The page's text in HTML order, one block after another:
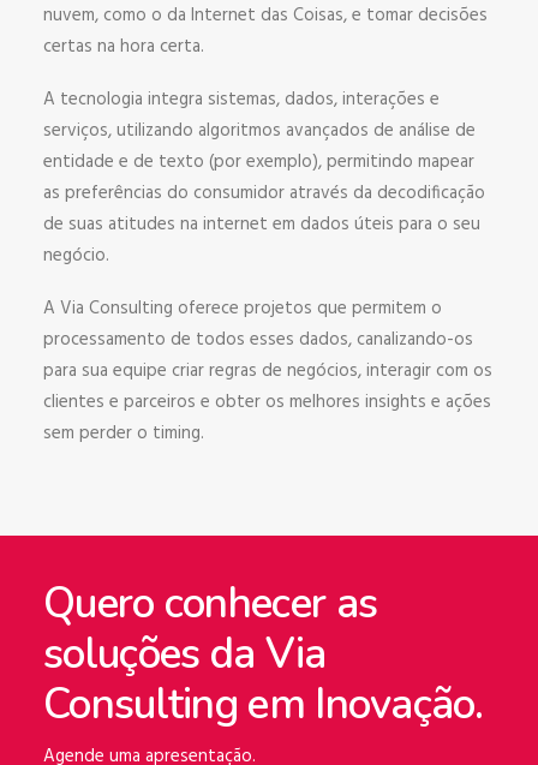
nuvem, como o da Internet das Coisas, e tomar decisões
certas na hora certa.
A tecnologia integra sistemas, dados, interações e
serviços, utilizando algoritmos avançados de análise de
entidade e de texto (por exemplo), permitindo mapear
as preferências do consumidor através da decodificação
de suas atitudes na internet em dados úteis para o seu
negócio.
A Via Consulting oferece projetos que permitem o
processamento de todos esses dados, canalizando-os
para sua equipe criar regras de negócios, interagir com os
clientes e parceiros e obter os melhores insights e ações
sem perder o timing.
Quero conhecer as
soluções da Via
Consulting em Inovação.
Agende uma apresentação.